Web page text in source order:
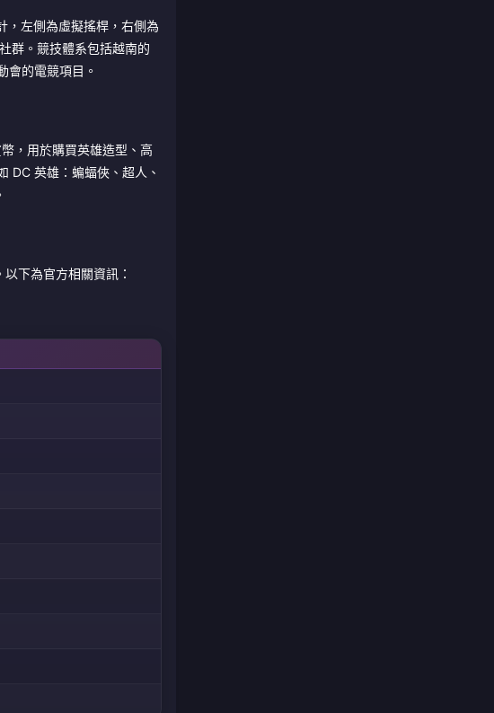
，左側為虛擬搖桿，右側為
群。競技體系包括越南的
會的電競項目。
，用於購買英雄造型、高
DC 英雄：蝙蝠俠、超人、
下為官方相關資訊：